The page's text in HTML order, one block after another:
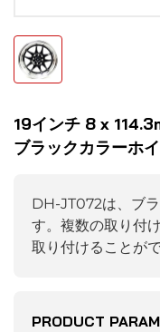
19インチ 8 x
ブラックカラーホ
DH-JT072は、ブ
す。複数の取り付
取り付けることがで
PRODUCT